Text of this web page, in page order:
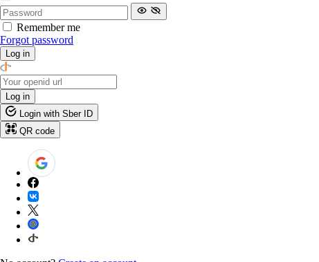
Remember me
Forgot password
Log in
Log in
Login with Sber ID
QR code